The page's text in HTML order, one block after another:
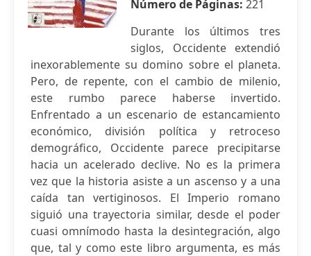
Número de Páginas: 221
Durante los últimos tres
siglos, Occidente extendió
inexorablemente su domino sobre el planeta.
Pero, de repente, con el cambio de milenio,
este rumbo parece haberse invertido.
Enfrentado a un escenario de estancamiento
económico, división política y retroceso
demográfico, Occidente parece precipitarse
hacia un acelerado declive. No es la primera
vez que la historia asiste a un ascenso y a una
caída tan vertiginosos. El Imperio romano
siguió una trayectoria similar, desde el poder
cuasi omnímodo hasta la desintegración, algo
que, tal y como este libro argumenta, es más